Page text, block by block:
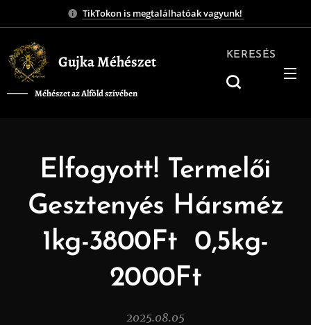
TikTokon is megtalálhatóak vagyunk!
Gujka Méhészet
Méhészet az Alföld szívében
KERESÉS
Elfogyott! Termelői
Gesztenyés Hársméz
1kg-3800Ft 0,5kg-
2000Ft
2025.08.05